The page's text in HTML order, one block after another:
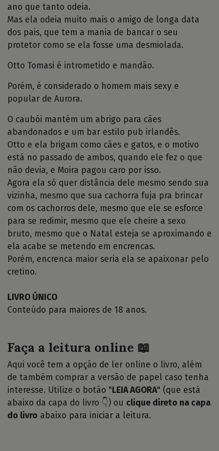
ano que tanto odeia.
Mas ela odeia muito mais o amigo de longa data
dos pais, que tem a mania de bancar o seu
protetor como se ela fosse uma desmiolada.
Otto Tomasi é intrometido e mandão.
Porém, é considerado o homem mais sexy e
popular de Aurora.
O caubói mantém um abrigo para cães
abandonados e um bar estilo pub irlandês.
Otto e ela brigam como cães e gatos, e o motivo
está no passado de ambos, quando ele fez o que
não devia, e Moira pagou caro por isso.
Agora ela só quer distância dele mesmo sendo sua
vizinha, mesmo que sua cachorra fuja pra brincar
com os cachorros dele, mesmo que ele se esforce
para se redimir, mesmo que ele cheire a sexo
bruto, mesmo que o Natal esteja se aproximando e
ela acabe se metendo em encrencas.
Porém, encrenca maior seria ela se apaixonar pelo
cretino.
LIVRO ÚNICO
Conteúdo para maiores de 18 anos.
Faça a leitura online 📖
Aqui você tem a opção de ler online o livro, além
de também comprar a versão de papel caso tenha
interesse. Utilize o botão " LEIA AGORA" (que está
abaixo da capa do livro 👇) ou clique direto na capa
do livro abaixo para iniciar a leitura.